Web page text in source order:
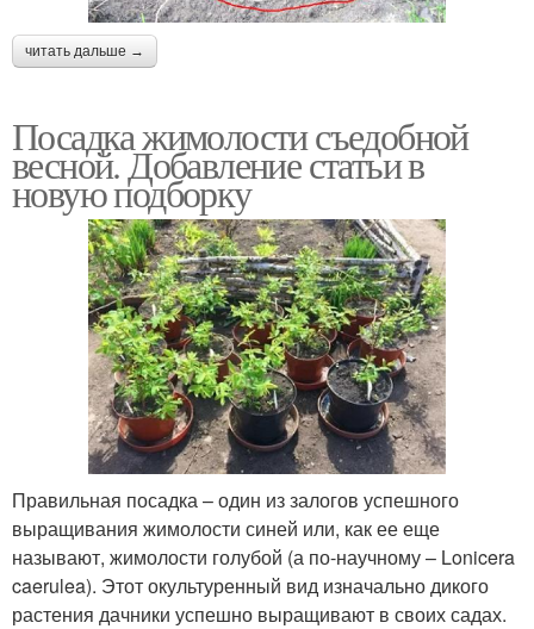
читать дальше →
Посадка жимолости съедобной
весной. Добавление статьи в
новую подборку
Правильная посадка – один из залогов успешного
выращивания жимолости синей или, как ее еще
называют, жимолости голубой (а по-научному – Lonicera
caerulea). Этот окультуренный вид изначально дикого
растения дачники успешно выращивают в своих садах.